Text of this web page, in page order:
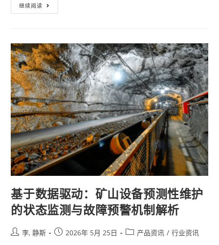
继续阅读
基于数据驱动：矿山设备预测性维护
的状态监测与故障预警机制解析
李, 静斯 2026年 5月 25日 产品资讯 / 行业资讯